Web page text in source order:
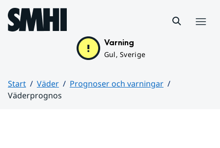
Hoppa till sidans innehåll
Varning
Gul, Sverige
Start Väder
Prognoser och varningar
Väderprognos